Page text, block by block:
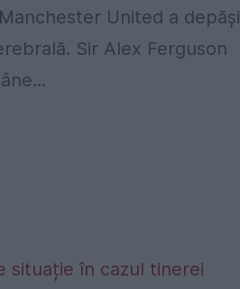
United a
Sir Alex Ferguson